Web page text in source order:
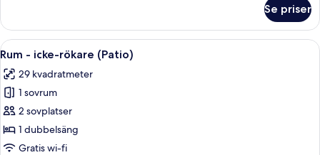
Deluxe
icke-
Se priser
Öppna
alla
foton
för
Rum
-
icke-
Ett hotellrum med en stor säng,
4
Rum - icke-rökare (Patio)
29 kvadratmeter
1 sovrum
2 sovplatser
1 dubbelsäng
Gratis wi-fi